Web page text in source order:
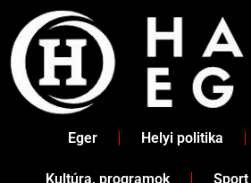
content
Eger Helyi politika
Kultúra, programok Sport